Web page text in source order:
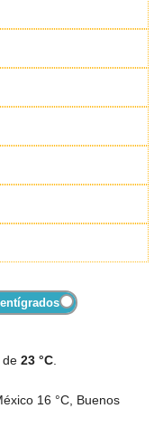
de 23 °C
16 °C , Buenos